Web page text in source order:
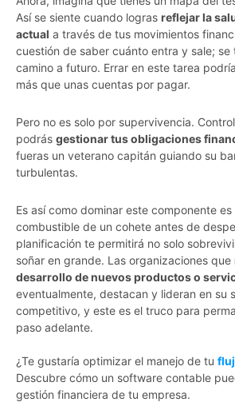
Así se siente cuando logras reflejar la
actual a través de tus movimientos
cuestión de saber cuánto entra y sale;
camino a futuro. Errar en este tarea
más que unas cuentas por pagar.
Pero no es solo por supervivencia.
podrás gestionar tus obligaciones
fueras un veterano capitán guiando su
turbulentas.
Es así como dominar este componente
combustible de un cohete antes de
planificación te permitirá no solo
soñar en grande. Las organizaciones que
desarrollo de nuevos productos o
eventualmente, destacan y lideran en su
competitivo, y este es el truco para
paso adelante.
¿Te gustaría optimizar el manejo de tu
Descubre cómo un software contable
gestión financiera de tu empresa.